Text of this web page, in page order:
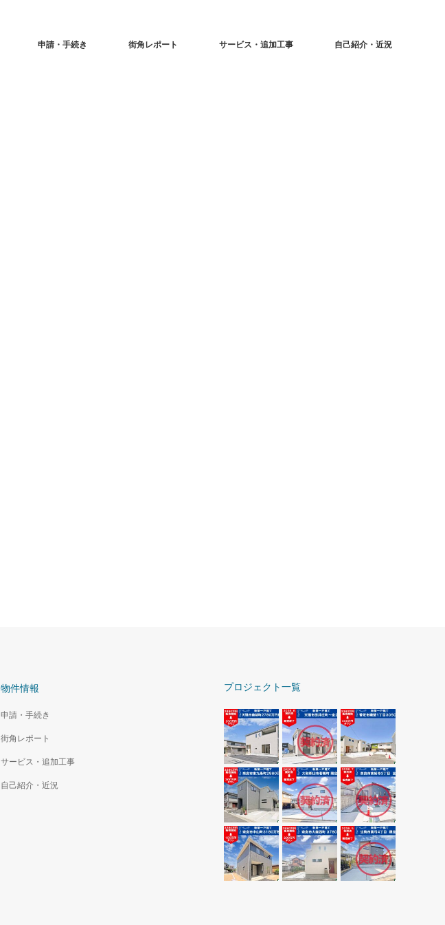
申請・手続き 街角レポート サービス・追加工事 自己紹介・近況
物件情報
申請・手続き
街角レポート
サービス・追加工事
自己紹介・近況
プロジェクト一覧